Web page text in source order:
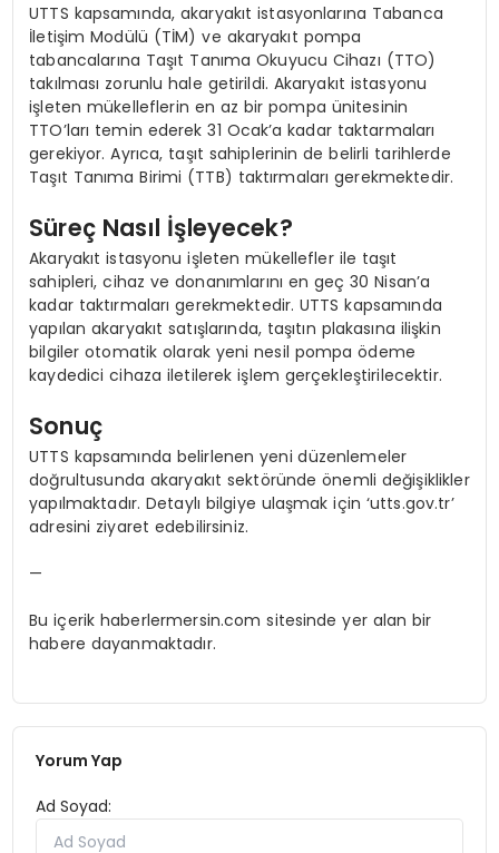
UTTS kapsamında, akaryakıt istasyonlarına Tabanca
İletişim Modülü (TİM) ve akaryakıt pompa
tabancalarına Taşıt Tanıma Okuyucu Cihazı (TTO)
takılması zorunlu hale getirildi. Akaryakıt istasyonu
işleten mükelleflerin en az bir pompa ünitesinin
TTO’ları temin ederek 31 Ocak’a kadar taktarmaları
gerekiyor. Ayrıca, taşıt sahiplerinin de belirli tarihlerde
Taşıt Tanıma Birimi (TTB) taktırmaları gerekmektedir.
Süreç Nasıl İşleyecek?
Akaryakıt istasyonu işleten mükellefler ile taşıt
sahipleri, cihaz ve donanımlarını en geç 30 Nisan’a
kadar taktırmaları gerekmektedir. UTTS kapsamında
yapılan akaryakıt satışlarında, taşıtın plakasına ilişkin
bilgiler otomatik olarak yeni nesil pompa ödeme
kaydedici cihaza iletilerek işlem gerçekleştirilecektir.
Sonuç
UTTS kapsamında belirlenen yeni düzenlemeler
doğrultusunda akaryakıt sektöründe önemli değişiklikler
yapılmaktadır. Detaylı bilgiye ulaşmak için ‘utts.gov.tr’
adresini ziyaret edebilirsiniz.
—
Bu içerik haberlermersin.com sitesinde yer alan bir
habere dayanmaktadır.
Yorum Yap
Ad Soyad: